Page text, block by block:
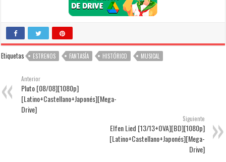
Etiquetas ESTRENOS FANTASÍA HISTÓRICO MUSICAL
Anterior
Pluto [08/08][1080p]
[Latino+Castellano+Japonés][Mega-
Drive]
Siguiente
Elfen Lied [13/13+OVA][BD][1080p]
[Latino+Castellano+Japonés][Mega-
Drive]